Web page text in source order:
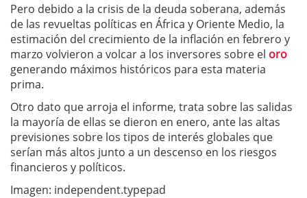
Pero debido a la crisis de la deuda soberana, además
de las revueltas políticas en África y Oriente Medio, la
estimación del crecimiento de la inflación en febrero y
marzo volvieron a volcar a los inversores sobre el oro
generando máximos históricos para esta materia
prima.
Otro dato que arroja el informe, trata sobre las salidas
la mayoría de ellas se dieron en enero, ante las altas
previsiones sobre los tipos de interés globales que
serían más altos junto a un descenso en los riesgos
financieros y políticos.
Imagen: independent.typepad